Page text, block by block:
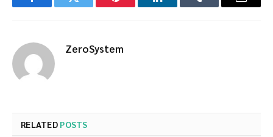
FacebookTwitter Pinterest LinkedInTumblr Email
ZeroSystem
RELATED POSTS